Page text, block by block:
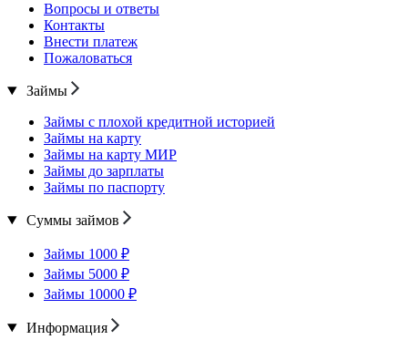
Вопросы и ответы
Контакты
Внести платеж
Пожаловаться
Займы
Займы с плохой кредитной историей
Займы на карту
Займы на карту МИР
Займы до зарплаты
Займы по паспорту
Суммы займов
Займы 1000 ₽
Займы 5000 ₽
Займы 10000 ₽
Информация